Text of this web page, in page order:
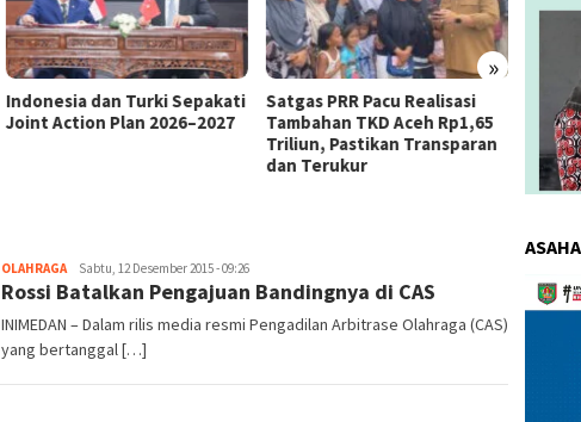
»
Satgas PRR Pacu Realisasi
Tambahan TKD Aceh Rp1,65
Kemnaker Berhasil Mediasi
Perselisihan PHK PT Amos
Indah Indonesia Perselisihan
PHK PT Amos Indah Indonesia
The
OLAHRAGAredaksi
Sabtu, 12 Desember 2015 - 09:26
Rossi Batalkan Pengajuan Bandingnya di CAS
INIMEDAN – Dalam rilis media resmi Pengadilan Arbitrase Olahraga (CAS)
yang bertanggal […]
Video